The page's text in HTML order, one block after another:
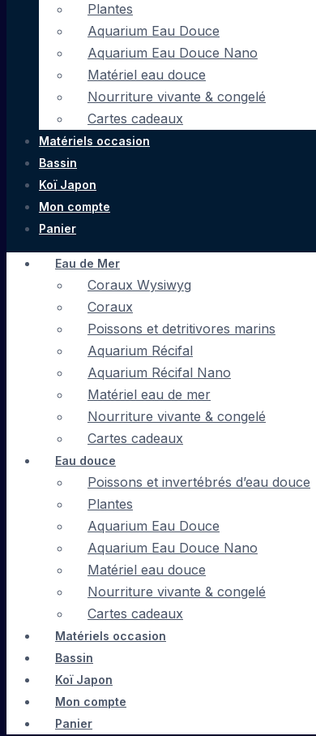
Plantes
Aquarium Eau Douce
Aquarium Eau Douce Nano
Matériel eau douce
Nourriture vivante & congelé
Cartes cadeaux
Matériels occasion
Bassin
Koï Japon
Mon compte
Panier
Eau de Mer
Coraux Wysiwyg
Coraux
Poissons et detritivores marins
Aquarium Récifal
Aquarium Récifal Nano
Matériel eau de mer
Nourriture vivante & congelé
Cartes cadeaux
Eau douce
Poissons et invertébrés d’eau douce
Plantes
Aquarium Eau Douce
Aquarium Eau Douce Nano
Matériel eau douce
Nourriture vivante & congelé
Cartes cadeaux
Matériels occasion
Bassin
Koï Japon
Mon compte
Panier